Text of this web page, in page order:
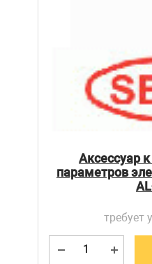
Аксессуар
параметров
требует